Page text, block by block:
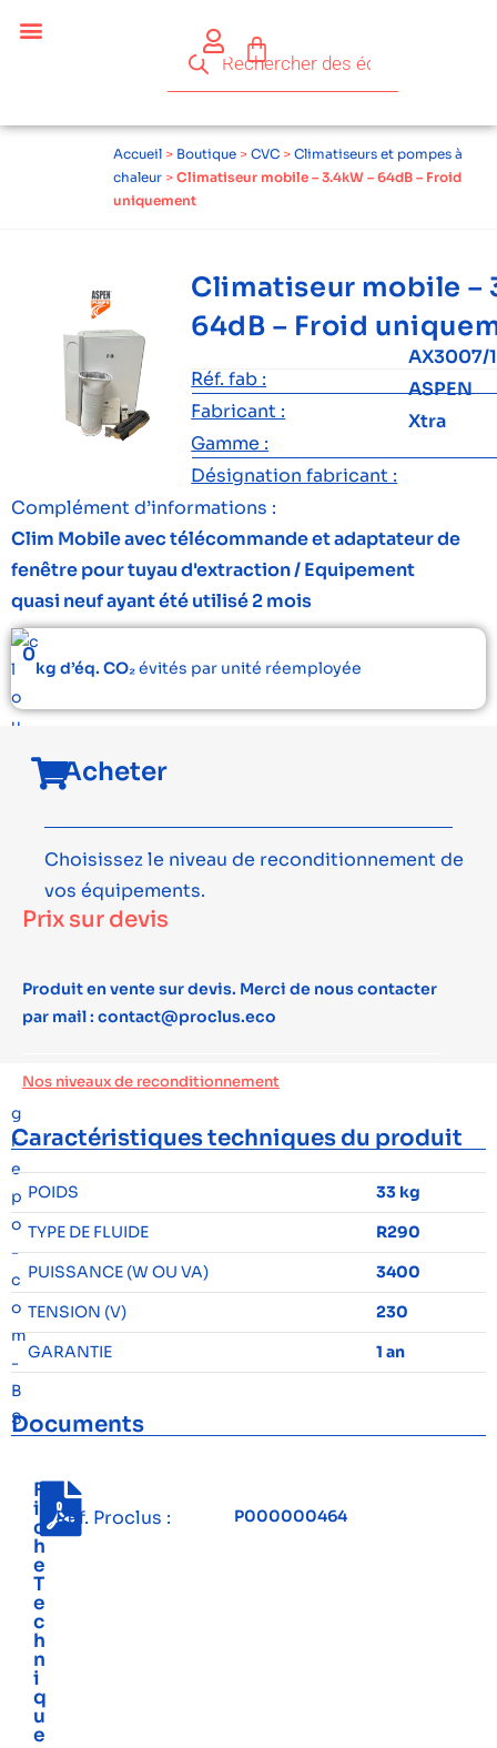
Accueil > Boutique > CVC > Climatiseurs et pompes à
chaleur > Climatiseur mobile – 3.4kW – 64dB – Froid
uniquement
Climatiseur mobile –
64dB – Froid
Réf. fab :
AX3007/1
Fabricant :
ASPEN
Gamme :
Xtra
Désignation fabricant :
Complément d’informations :
Clim Mobile avec télécommande et adaptateur de
fenêtre pour tuyau d'extraction / Equipement
quasi neuf ayant été utilisé 2 mois
0
kg d’éq. CO₂évités par unité réemployée
Acheter
Choisissez le niveau de reconditionnement de
vos équipements.
Prix sur devis
Produit en vente sur devis. Merci de nous contacter
par mail : contact@proclus.eco
Nos niveaux de reconditionnement
Caractéristiques techniques du produit
POIDS
33 kg
TYPE DE FLUIDE
R290
PUISSANCE (W OU VA)
3400
TENSION (V)
230
GARANTIE
1 an
Documents
F
i
c
h
e
T
e
c
h
n
i
q
u
e
Réf. Proclus : P000000464